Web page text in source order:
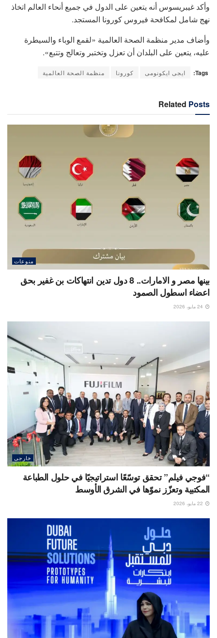
وأكد غيبريسوس أنه يتعين على الدول في جميع أنحاء العالم اتخاذ
نهج شامل لمكافحة فيروس كورونا المستجد.
وأضاف مدير منظمة الصحة العالمية «لقمع الوباء والسيطرة
عليه، يتعين على البلدان أن تعزل وتختبر وتعالج وتتبع».
Tags: ايجى ايكونومى كورونا منظمة الصحة العالمية
Related Posts
منوعات
بينها مصر و الامارات.. 8 دول تدين انتهاكات بن غفير بحق
اعضاء اسطول الصمود
خارجى
“فوجي فيلم” تحقق توسّعًا استراتيجيًا في حلول الطباعة
المكتبية وتعزّز نموّها في الشرق الأوسط